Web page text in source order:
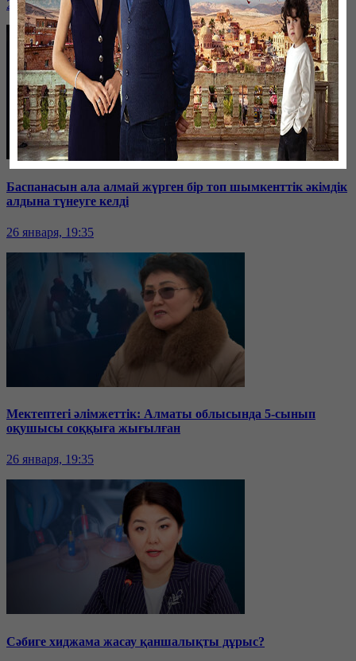
26 января, 19:36
Баспанасын ала алмай жүрген бір топ шымкенттік әкімдік
алдына түнеуге келді
26 января, 19:35
Мектептегі әлімжеттік: Алматы облысында 5-сынып
оқушысы соққыға жығылған
26 января, 19:35
Сәбиге хиджама жасау қаншалықты дұрыс?